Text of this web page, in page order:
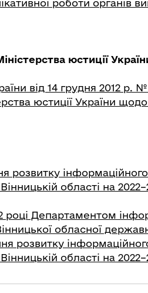
роботи органів
юстиції
від 14 грудня 2012 р.
юстиції України щодо
розвитку
області на
році Департаментом
обласної
розвитку
області на